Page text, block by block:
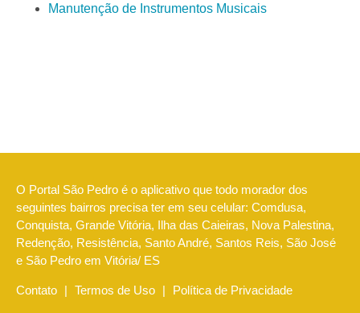
Manutenção de Instrumentos Musicais
O Portal São Pedro é o aplicativo que todo morador dos
seguintes bairros precisa ter em seu celular: Comdusa,
Conquista, Grande Vitória, Ilha das Caieiras, Nova Palestina,
Redenção, Resistência, Santo André, Santos Reis, São José
e São Pedro em Vitória/ ES
Contato | Termos de Uso | Política de Privacidade